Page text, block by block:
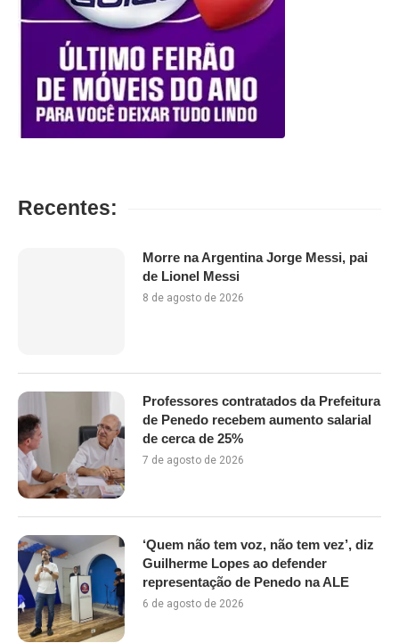
Recentes:
Morre na Argentina Jorge Messi, pai
de Lionel Messi
8 de agosto de 2026
Professores contratados da Prefeitura
de Penedo recebem aumento salarial
de cerca de 25%
7 de agosto de 2026
‘Quem não tem voz, não tem vez’, diz
Guilherme Lopes ao defender
representação de Penedo na ALE
6 de agosto de 2026